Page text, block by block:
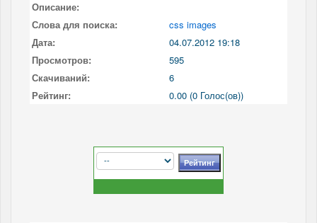
Описание:
Слова для поиска:
css images
Дата:
04.07.2012 19:18
Просмотров:
595
Скачиваний:
6
Рейтинг:
0.00 (0 Голос(ов))